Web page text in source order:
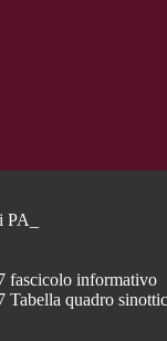
fascicolo informativo
Tabella quadro